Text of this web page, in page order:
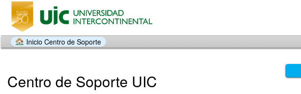
Inicio Centro de Soporte
Centro de Soporte UIC